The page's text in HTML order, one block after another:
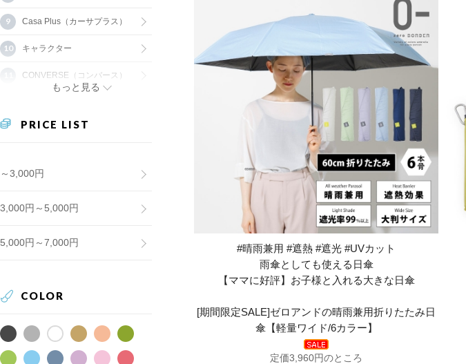
Casa Plus（カーサプラス）
キャラクター
CONVERSE（コンバース）
もっと見る
PRICE LIST
～3,000円
3,000円～5,000円
5,000円～7,000円
COLOR
#晴雨兼用 #遮熱 #遮光 #UVカット
雨傘としても使える日傘
【ママに好評】お子様と入れる大きな日傘
[期間限定SALE]ゼロアンドの晴雨兼用折りたたみ日
傘【軽量ワイド/6カラー】
定価3,960円のところ